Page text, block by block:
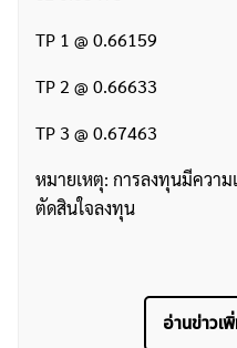
TP 1 @ 0.66159
TP 2 @ 0.66633
TP 3 @ 0.67463
หมายเหตุ: การลงทุนมีควา
ตัดสินใจลงทุน
อ่านข่าวเ